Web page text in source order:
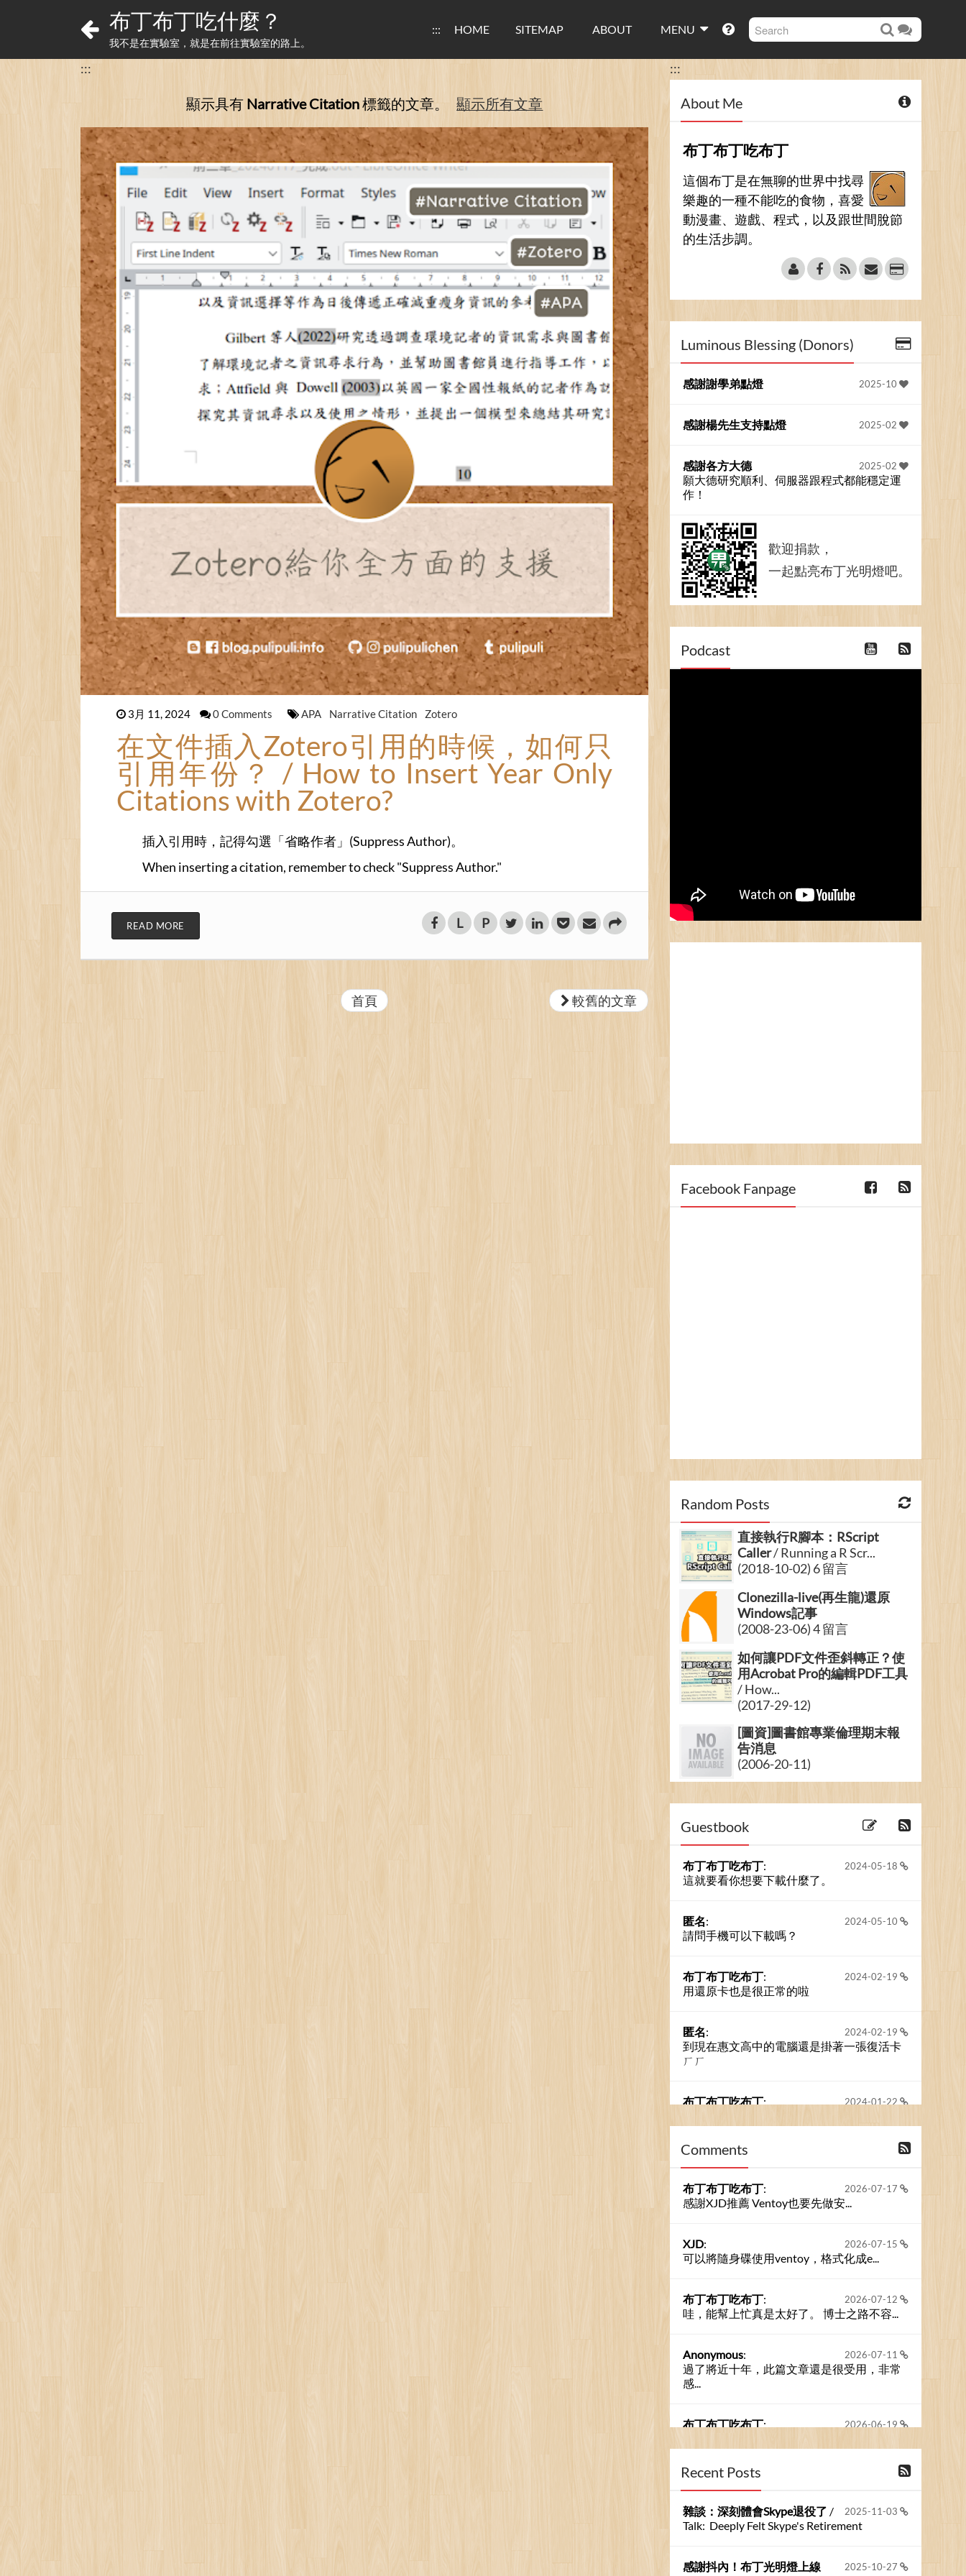
布丁布丁吃什麼？
我不是在實驗室，就是在前往實驗室的路上。
::: HOME SITEMAP ABOUT MENU
:::
顯示具有 Narrative Citation標籤的文章。 顯示所有文章
3月 11, 2024 0 Comments APA Narrative Citation Zotero
在文件插入Zotero引用的時候，如何只
引用年份？ / How to Insert Year Only
Citations with Zotero?
插入引用時，記得勾選「省略作者」(Suppress Author)。
When inserting a citation, remember to check "Suppress Author."
READ MORE L P
首頁 較舊的文章
:::
About Me
布丁布丁吃布丁
這個布丁是在無聊的世界中找尋
樂趣的一種不能吃的食物，喜愛
動漫畫、遊戲、程式，以及跟世間脫節
的生活步調。
Luminous Blessing (Donors)
2025-10
感謝謝學弟點燈
2025-02
感謝楊先生支持點燈
2025-02
感謝各方大德
願大德研究順利、伺服器跟程式都能穩定運
作！
歡迎捐款，
一起點亮布丁光明燈吧。
Podcast
Facebook Fanpage
Random Posts
直接執行R腳本：RScript
Caller/ Running a R Scr...
(2018-10-02) 6 留言
Clonezilla-live(再生龍)還原
Windows記事
(2008-23-06) 4 留言
如何讓PDF文件歪斜轉正？使
用Acrobat Pro的編輯PDF工具
/ How...
(2017-29-12)
[圖資]圖書館專業倫理期末報
告消息
(2006-20-11)
[圖資][考古題]目錄學九十四學
年度第一學期期中考
(2006-05-01)
Guestbook
2024-05-18
布丁布丁吃布丁:
這就要看你想要下載什麼了。
2024-05-10
匿名:
請問手機可以下載嗎？
2024-02-19
布丁布丁吃布丁:
用還原卡也是很正常的啦
2024-02-19
匿名:
到現在惠文高中的電腦還是掛著一張復活卡
ㄏㄏ
2024-01-22
布丁布丁吃布丁:
示大家的留言了。我們新開一個訪客留言板
吧！
Comments
2026-07-17
布丁布丁吃布丁:
感謝XJD推薦 Ventoy也要先做安...
2026-07-15
XJD:
可以將隨身碟使用ventoy，格式化成e...
2026-07-12
布丁布丁吃布丁:
哇，能幫上忙真是太好了。 博士之路不容...
2026-07-11
Anonymous:
過了將近十年，此篇文章還是很受用，非常
感...
2026-06-19
布丁布丁吃布丁:
2026-06-18
布丁布丁吃布丁
kage好像也可以下載整個網站 感謝分享
Anonymous
Recent Posts
2025-11-03
雜談：深刻體會Skype退役了 /
Talk: Deeply Felt Skype's Retirement
2025-10-27
感謝抖內！布丁光明燈上線